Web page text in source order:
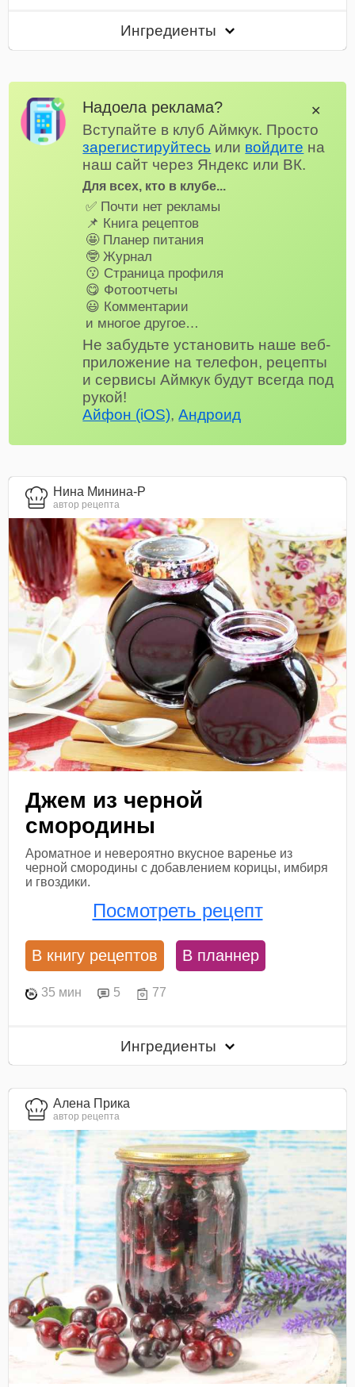
Ингредиенты
Надоела реклама?
Вступайте в клуб Аймкук. Просто
зарегистируйтесь или войдите на
наш сайт через Яндекс или ВК.
Для всех, кто в клубе...
✅ Почти нет рекламы
📌 Книга рецептов
🤩 Планер питания
🤓 Журнал
😗 Страница профиля
😋 Фотоотчеты
😃 Комментарии
и многое другое…
Не забудьте установить наше веб-
приложение на телефон, рецепты
и сервисы Аймкук будут всегда под
рукой!
Айфон (iOS),Андроид
✕
Нина Минина-Р
автор рецепта
Джем из черной
смородины
Ароматное и невероятно вкусное варенье из
черной смородины с добавлением корицы, имбиря
и гвоздики.
Посмотреть рецепт
В книгу рецептов В планнер
35 мин 5 77
Ингредиенты
Алена Прика
автор рецепта